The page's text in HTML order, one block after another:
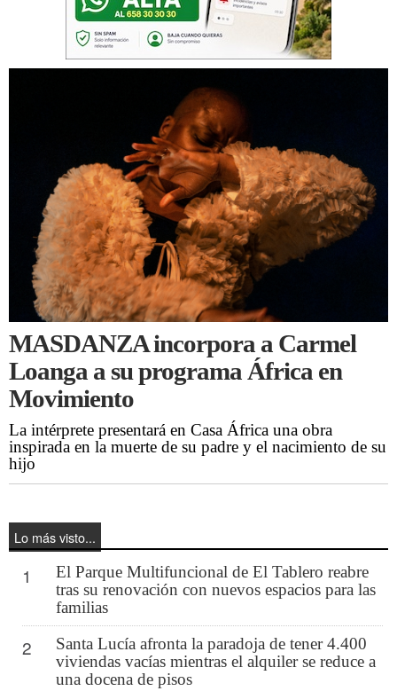
MASDANZA incorpora a Carmel
Loanga a su programa África en
Movimiento
La intérprete presentará en Casa África una obra
inspirada en la muerte de su padre y el nacimiento de su
hijo
Lo más visto...
1
El Parque Multifuncional de El Tablero reabre
tras su renovación con nuevos espacios para las
familias
2
Santa Lucía afronta la paradoja de tener 4.400
viviendas vacías mientras el alquiler se reduce a
una docena de pisos